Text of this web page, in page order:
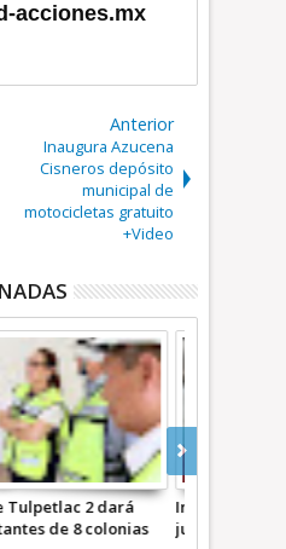
acciones.mx
Anterior
Inaugura Azucena
Cisneros depósito
municipal de
motocicletas gratuito
+Video
laboral en sus
Feria de Empleo y